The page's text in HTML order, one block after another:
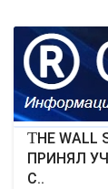
THE WALL STREET JOURNAL (США): ПОМПЕО
ПРИНЯЛ
С..